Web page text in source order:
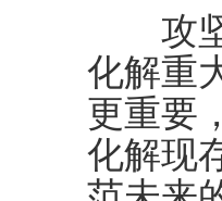
攻坚
化解重
更重要
化解现